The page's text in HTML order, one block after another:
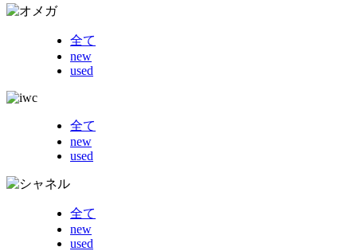
全て
new
used
全て
new
used
全て
new
used